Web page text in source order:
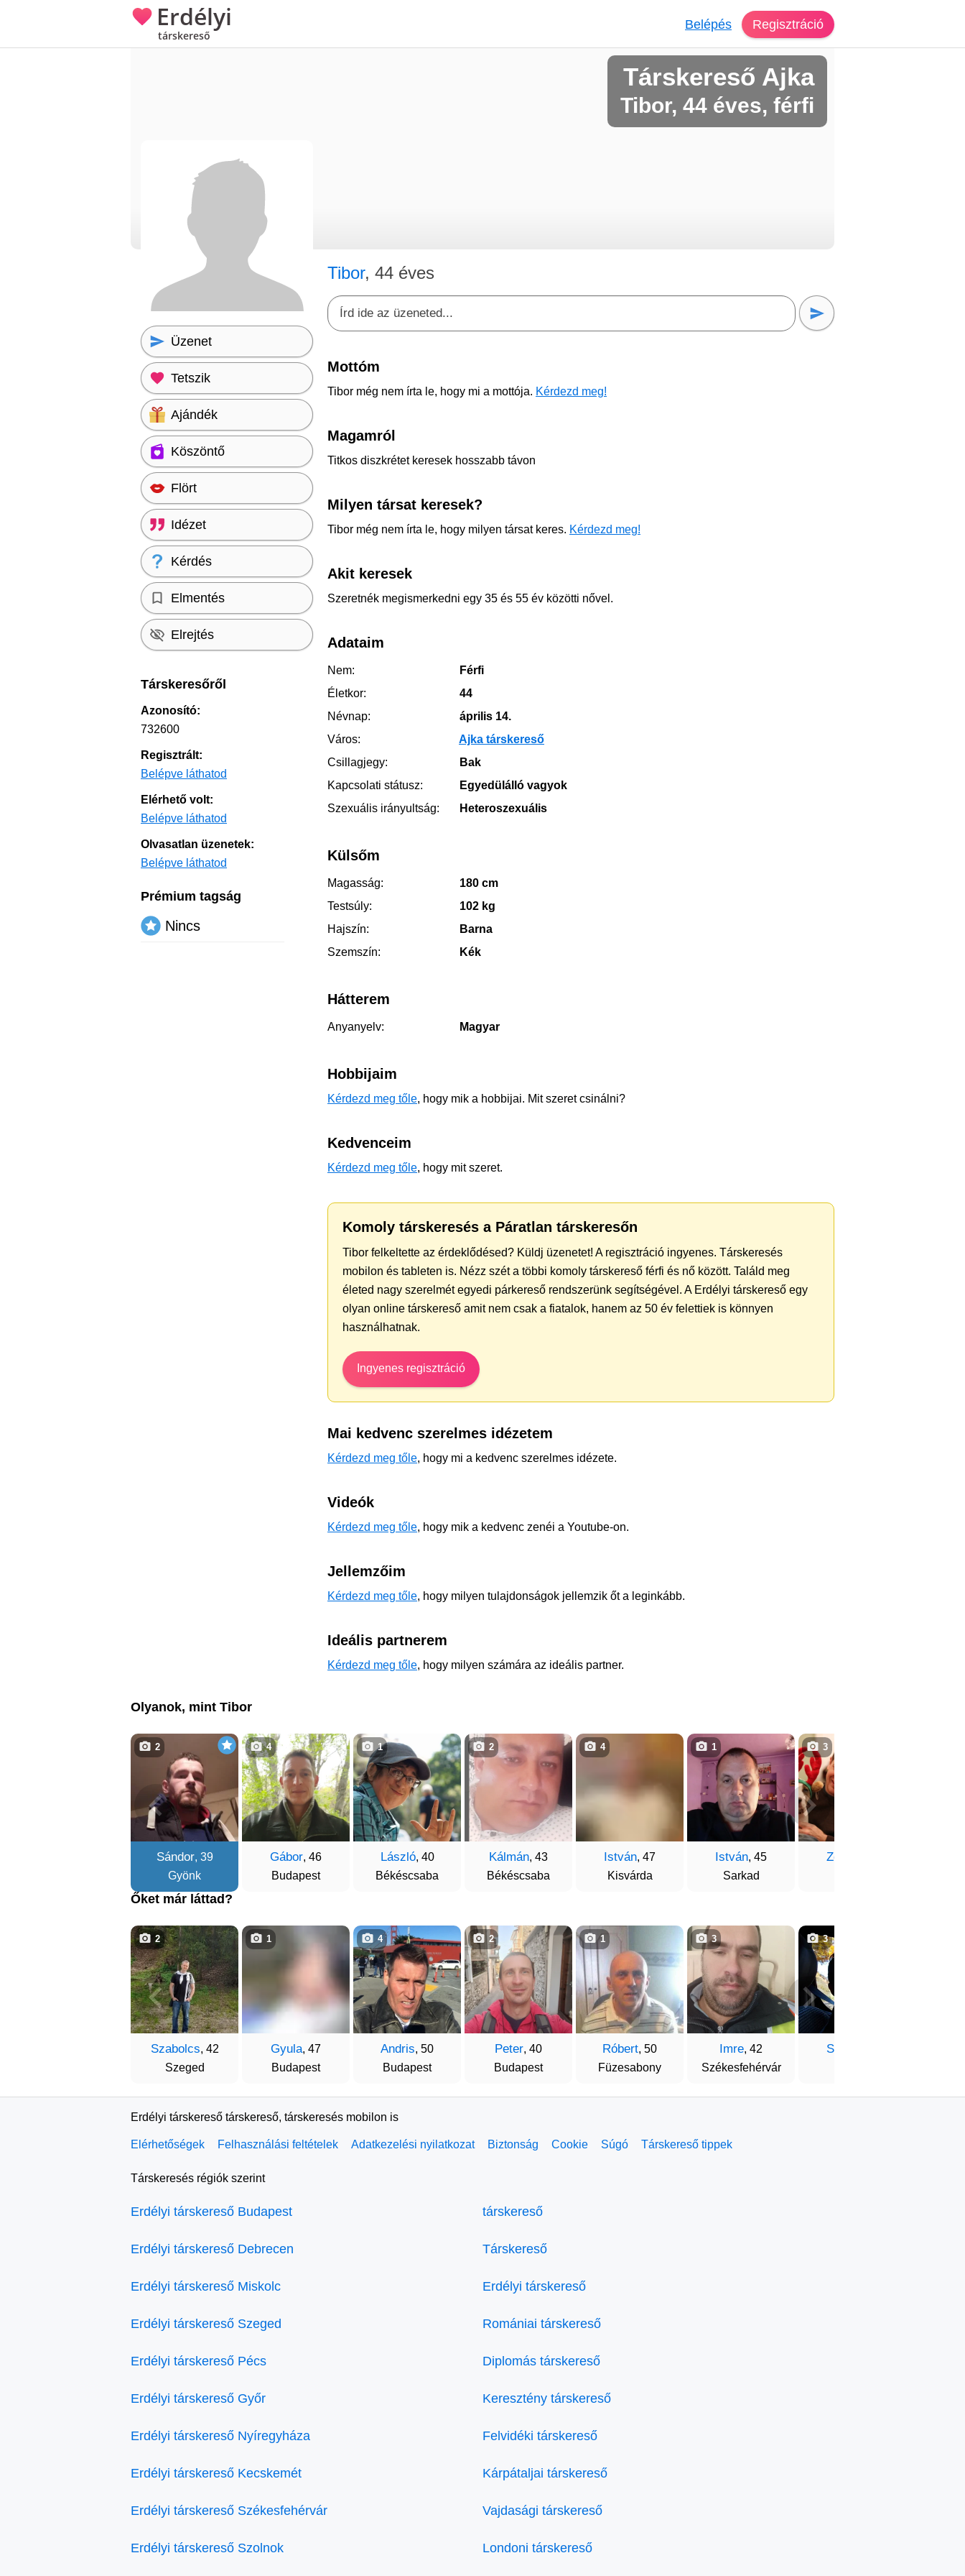
Erdélyi
társkereső
Belépés Regisztráció
Társkereső Ajka
Tibor, 44 éves, férfi
Tibor, 44 éves
Mottóm
Tibor még nem írta le, hogy mi a mottója. Kérdezd meg!
Magamról
Titkos diszkrétet keresek hosszabb távon
Milyen társat keresek?
Tibor még nem írta le, hogy milyen társat keres. Kérdezd meg!
Akit keresek
Szeretnék megismerkedni egy 35 és 55 év közötti nővel.
Adataim
Nem:
Férfi
Életkor:
44
Névnap:
április 14.
Város:
Ajka társkereső
Csillagjegy:
Bak
Kapcsolati státusz:
Egyedülálló vagyok
Szexuális irányultság:
Heteroszexuális
Külsőm
Magasság:
180 cm
Testsúly:
102 kg
Hajszín:
Barna
Szemszín:
Kék
Hátterem
Anyanyelv: Magyar
Hobbijaim
Kérdezd meg tőle, hogy mik a hobbijai. Mit szeret csinálni?
Kedvenceim
Kérdezd meg tőle, hogy mit szeret.
Komoly társkeresés a Páratlan társkeresőn
Tibor felkeltette az érdeklődésed? Küldj üzenetet! A regisztráció ingyenes. Társkeresés
mobilon és tableten is. Nézz szét a többi komoly társkereső férfi és nő között. Találd meg
életed nagy szerelmét egyedi párkereső rendszerünk segítségével. A Erdélyi társkereső egy
olyan online társkereső amit nem csak a fiatalok, hanem az 50 év felettiek is könnyen
használhatnak.
Ingyenes regisztráció
Mai kedvenc szerelmes idézetem
Kérdezd meg tőle, hogy mi a kedvenc szerelmes idézete.
Videók
Kérdezd meg tőle, hogy mik a kedvenc zenéi a Youtube-on.
Jellemzőim
Kérdezd meg tőle, hogy milyen tulajdonságok jellemzik őt a leginkább.
Ideális partnerem
Kérdezd meg tőle, hogy milyen számára az ideális partner.
Üzenet
Tetszik
Ajándék
Köszöntő
Flört
Idézet
Kérdés
Elmentés
Elrejtés
Társkeresőről
Azonosító:
732600
Regisztrált:
Belépve láthatod
Elérhető volt:
Belépve láthatod
Olvasatlan üzenetek:
Belépve láthatod
Prémium tagság
Nincs
Olyanok, mint Tibor
Sándor, 39
Gyönk
2
Gábor, 46
Budapest
4
László, 40
Békéscsaba
1
Kálmán, 43
Békéscsaba
2
István, 47
Kisvárda
4
István, 45
Sarkad
1
Zoltán
3
Őket már láttad?
Szabolcs, 42
Szeged
2
Gyula, 47
Budapest
1
Andris, 50
Budapest
4
Peter, 40
Budapest
2
Róbert, 50
Füzesabony
1
Imre, 42
Székesfehérvár
3
Sanya
3
Erdélyi társkereső társkereső, társkeresés mobilon is
Elérhetőségek Felhasználási feltételek Adatkezelési nyilatkozat Biztonság Cookie Súgó Társkereső tippek
Társkeresés régiók szerint
Erdélyi társkereső Budapest
Erdélyi társkereső Debrecen
Erdélyi társkereső Miskolc
Erdélyi társkereső Szeged
Erdélyi társkereső Pécs
Erdélyi társkereső Győr
Erdélyi társkereső Nyíregyháza
Erdélyi társkereső Kecskemét
Erdélyi társkereső Székesfehérvár
Erdélyi társkereső Szolnok
társkereső
Társkereső
Erdélyi társkereső
Romániai társkereső
Diplomás társkereső
Keresztény társkereső
Felvidéki társkereső
Kárpátaljai társkereső
Vajdasági társkereső
Londoni társkereső